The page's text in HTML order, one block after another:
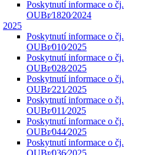
Poskytnutí informace o čj.
OUBr⁄1820⁄2024
2025
Poskytnutí informace o čj.
OUBr⁄010⁄2025
Poskytnutí informace o čj.
OUBr⁄028⁄2025
Poskytnutí informace o čj.
OUBr⁄221⁄2025
Poskytnutí informace o čj.
OUBr⁄011⁄2025
Poskytnutí informace o čj.
OUBr⁄044⁄2025
Poskytnutí informace o čj.
OUBr⁄036⁄2025